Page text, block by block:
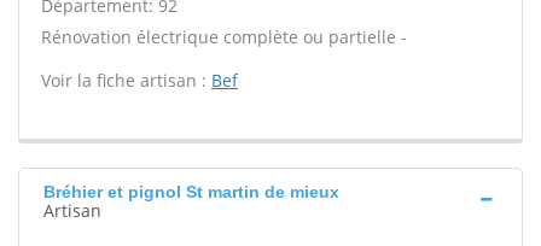
Département: 92
Rénovation électrique complète ou partielle -
Voir la fiche artisan : Bef
Bréhier et pignol St martin de mieux
Artisan